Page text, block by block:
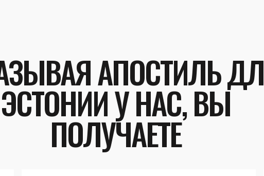
АПОСТИЛЬ
ЭСТОНИИ У НАС, ВЫ
ПОЛУЧАЕТЕ